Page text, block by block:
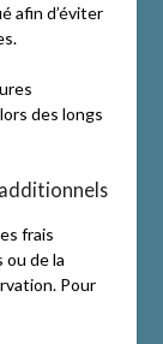
afin d’éviter
des longs
frais
de la
Pour